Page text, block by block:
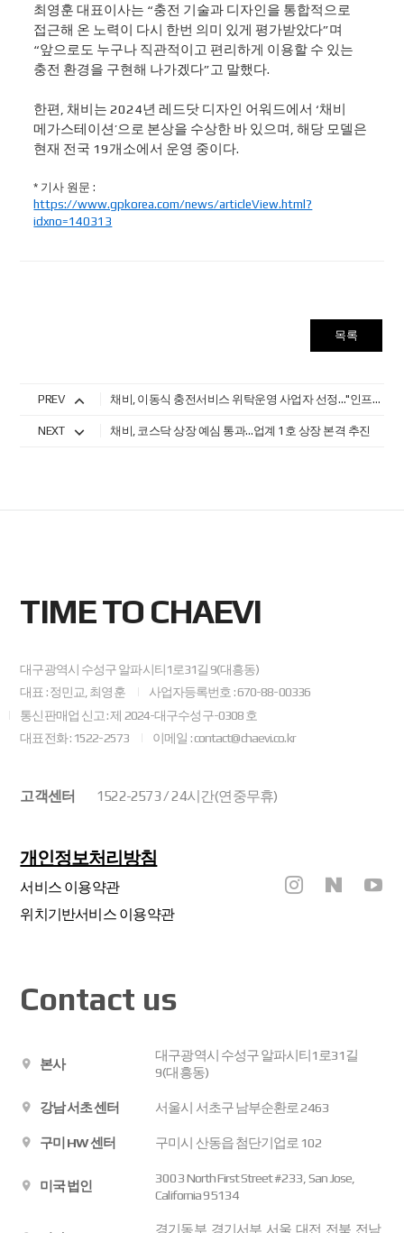
최영훈 대표이사는 “충전 기술과 디자인을 통합적으로
접근해 온 노력이 다시 한번 의미 있게 평가받았다”며
“앞으로도 누구나 직관적이고 편리하게 이용할 수 있는
충전 환경을 구현해 나가겠다”고 말했다.
한편, 채비는 2024년 레드닷 디자인 어워드에서 ‘채비
메가스테이션’으로 본상을 수상한 바 있으며, 해당 모델은
현재 전국 19개소에서 운영 중이다.
* 기사 원문 :
https://www.gpkorea.com/news/articleView.html?
idxno=140313
목록
PREV 채비, 이동식 충전서비스 위탁운영 사업자 선정…"인프라 사각지대 해소"
NEXT 채비, 코스닥 상장 예심 통과…업계 1호 상장 본격 추진
TIME TO CHAEVI
대구광역시 수성구 알파시티1로31길 9(대흥동)
대표 : 정민교, 최영훈
사업자등록번호 : 670-88-00336
통신판매업 신고 : 제 2024-대구수성구-0308 호
대표전화 : 1522-2573
이메일 : contact@chaevi.co.kr
고객센터 1522-2573 / 24시간(연중무휴)
개인정보처리방침
서비스 이용약관
위치기반서비스 이용약관
Contact us
본사
대구광역시 수성구 알파시티1로31길
9(대흥동)
강남 서초 센터 서울시 서초구 남부순환로 2463
구미 HW 센터 구미시 산동읍 첨단기업로 102
미국 법인
3003 North First Street #233, San Jose,
California 95134
경기동부, 경기서부, 서울, 대전, 전북, 전남,